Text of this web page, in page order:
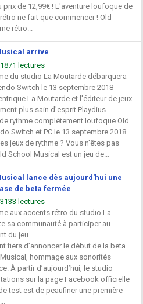
prix de 12,99€ ! L'aventure loufoque de
ne fait que commencer ! Old
rétro...
arrive
1871 lectures
du studio La Moutarde débarquera
Switch le 13 septembre 2018
La Moutarde et l'éditeur de jeux
plus sain d'esprit Playdius
rythme complètement loufoque Old
Switch et PC le 13 septembre 2018.
jeux de rythme ? Vous n'êtes pas
School Musical est un jeu de...
lance dès aujourd'hui une
de beta fermée
3133 lectures
aux accents rétro du studio La
sa communauté à participer au
du jeu
fiers d’annoncer le début de la beta
hommage aux sonorités
À partir d’aujourd’hui, le studio
sur la page Facebook officielle
test est de peaufiner une première